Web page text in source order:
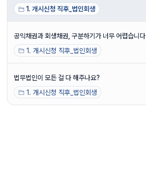
1. 개시신청 직후_법인회생
공익채권과 회생채권, 구분하기가 너무 어렵습니다
1. 개시신청 직후_법인회생
법무법인이 모든 걸 다 해주나요?
1. 개시신청 직후_법인회생